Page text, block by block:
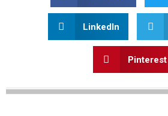
LinkedIn
Pinterest